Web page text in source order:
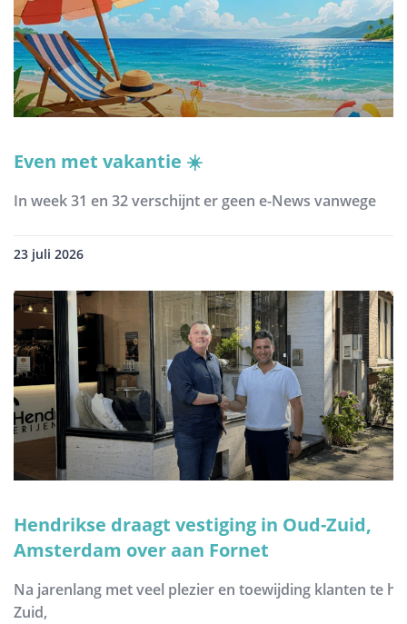
Even met vakantie ☀️
In week 31 en 32 verschijnt er geen e-News vanwege
23 juli 2026
Hendrikse draagt vestiging in Oud-Zuid,
Amsterdam over aan Fornet
Na jarenlang met veel plezier en toewijding klanten te
Zuid,